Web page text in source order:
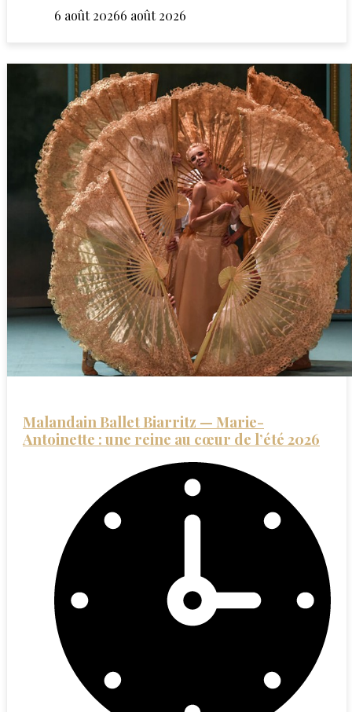
6 août 20266 août 2026
Malandain Ballet Biarritz — Marie-
Antoinette : une reine au cœur de l’été 2026